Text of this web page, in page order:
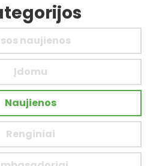
naujienos
Įdomu
Naujienos
Renginiai